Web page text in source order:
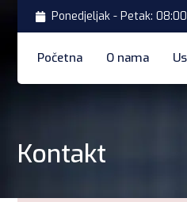
Ponedjeljak - Petak:
Početna O nama
Kontakt